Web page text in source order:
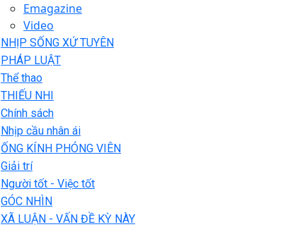
Emagazine
Video
NHỊP SỐNG XỨ TUYÊN
PHÁP LUẬT
Thể thao
THIẾU NHI
Chính sách
Nhịp cầu nhân ái
ỐNG KÍNH PHÓNG VIÊN
Giải trí
Người tốt - Việc tốt
GÓC NHÌN
XÃ LUẬN - VẤN ĐỀ KỲ NÀY